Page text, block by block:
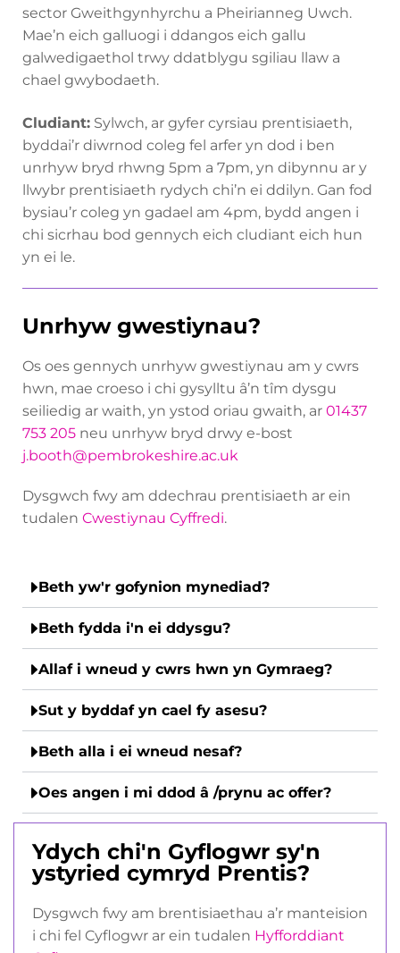
sector Gweithgynhyrchu a Pheirianneg Uwch.
Mae’n eich galluogi i ddangos eich gallu
galwedigaethol trwy ddatblygu sgiliau llaw a
chael gwybodaeth.
Cludiant: Sylwch, ar gyfer cyrsiau prentisiaeth,
byddai’r diwrnod coleg fel arfer yn dod i ben
unrhyw bryd rhwng 5pm a 7pm, yn dibynnu ar y
llwybr prentisiaeth rydych chi’n ei ddilyn. Gan fod
bysiau’r coleg yn gadael am 4pm, bydd angen i
chi sicrhau bod gennych eich cludiant eich hun
yn ei le.
Unrhyw gwestiynau?
Os oes gennych unrhyw gwestiynau am y cwrs
hwn, mae croeso i chi gysylltu â’n tîm dysgu
seiliedig ar waith, yn ystod oriau gwaith, ar 01437
753 205 neu unrhyw bryd drwy e-bost
j.booth@pembrokeshire.ac.uk
Dysgwch fwy am ddechrau prentisiaeth ar ein
tudalen Cwestiynau Cyffredi.
Beth yw'r gofynion mynediad?
Beth fydda i'n ei ddysgu?
Allaf i wneud y cwrs hwn yn Gymraeg?
Sut y byddaf yn cael fy asesu?
Beth alla i ei wneud nesaf?
Oes angen i mi ddod â /prynu ac offer?
Ydych chi'n Gyflogwr sy'n
ystyried cymryd Prentis?
Dysgwch fwy am brentisiaethau a’r manteision
i chi fel Cyflogwr ar ein tudalen Hyfforddiant